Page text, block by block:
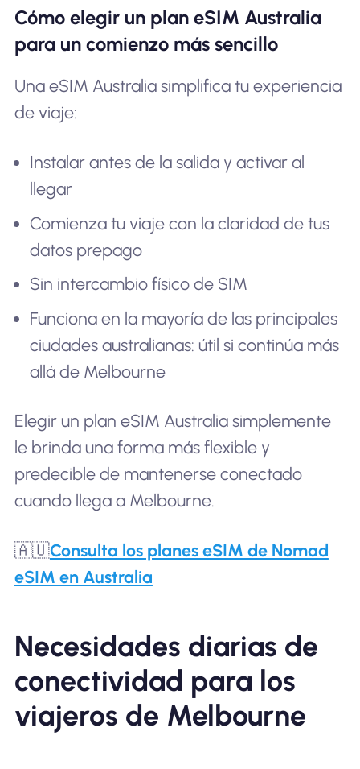
Cómo elegir un plan eSIM Australia
para un comienzo más sencillo
Una eSIM Australia simplifica tu experiencia
de viaje:
Instalar antes de la salida y activar al
llegar
Comienza tu viaje con la claridad de tus
datos prepago
Sin intercambio físico de SIM
Funciona en la mayoría de las principales
ciudades australianas: útil si continúa más
allá de Melbourne
Elegir un plan eSIM Australia simplemente
le brinda una forma más flexible y
predecible de mantenerse conectado
cuando llega a Melbourne.
🇦🇺Consulta los planes eSIM de Nomad
eSIM en Australia
Necesidades diarias de
conectividad para los
viajeros de Melbourne